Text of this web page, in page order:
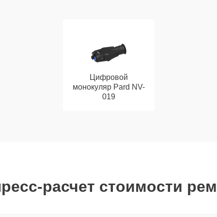
Цифровой
монокуляр Pard NV-
019
расчет стоимости